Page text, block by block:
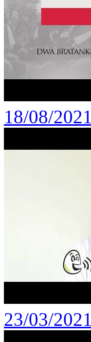
18/08/2021
23/03/2021